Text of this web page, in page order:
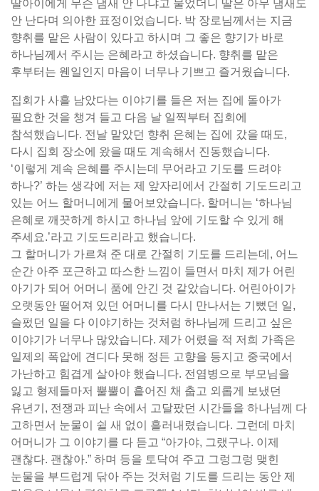
딸아이에게 무슨 냄새 안 나냐고 물었더니 딸은 아무 냄새도
안 난다며 의아한 표정이었습니다. 박 장로님께서는 지금
향취를 맡은 사람이 있다고 하시며 그 좋은 향기가 바로
하나님께서 주시는 은혜라고 하셨습니다. 향취를 맡은
후부터는 웬일인지 마음이 너무나 기쁘고 즐거웠습니다.
집회가 사흘 남았다는 이야기를 들은 저는 집에 돌아가
필요한 것을 챙겨 들고 다음 날 일찍부터 집회에
참석했습니다. 전날 맡았던 향취 은혜는 집에 갔을 때도,
다시 집회 장소에 왔을 때도 계속해서 진동했습니다.
‘이렇게 계속 은혜를 주시는데 무어라고 기도를 드려야
하나?’ 하는 생각에 저는 제 앞자리에서 간절히 기도드리고
있는 어느 할머니에게 물어보았습니다. 할머니는 ‘하나님
은혜로 깨끗하게 하시고 하나님 앞에 기도할 수 있게 해
주세요.’라고 기도드리라고 했습니다.
그 할머니가 가르쳐 준 대로 간절히 기도를 드리는데, 어느
순간 아주 포근하고 따스한 느낌이 들면서 마치 제가 어린
아기가 되어 어머니 품에 안긴 것 같았습니다. 어린아이가
오랫동안 떨어져 있던 어머니를 다시 만나서는 기뻤던 일,
슬펐던 일을 다 이야기하는 것처럼 하나님께 드리고 싶은
이야기가 너무나 많았습니다. 제가 어렸을 적 저희 가족은
일제의 폭압에 견디다 못해 정든 고향을 등지고 중국에서
가난하고 힘겹게 살아야 했습니다. 전염병으로 부모님을
잃고 형제들마저 뿔뿔이 흩어진 채 춥고 외롭게 보냈던
유년기, 전쟁과 피난 속에서 고달팠던 시간들을 하나님께 다
고하면서 눈물이 쉴 새 없이 흘러내렸습니다. 그런데 마치
어머니가 그 이야기를 다 듣고 “아가야, 그랬구나. 이제
괜찮다. 괜찮아.” 하며 등을 토닥여 주고 그렁그렁 맺힌
눈물을 부드럽게 닦아 주는 것처럼 기도를 드리는 동안 제